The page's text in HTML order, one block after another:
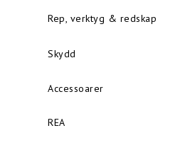
Rep, verktyg & redskap
Skydd
Accessoarer
REA